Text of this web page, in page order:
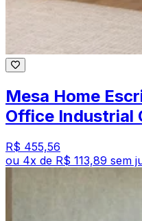
Mesa Home
Office Industrial
R$ 455,56
ou 4x de R$ 113,89 sem